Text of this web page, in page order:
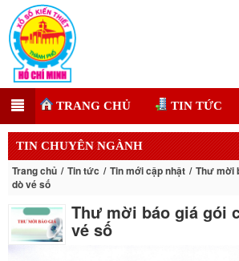
TRANG CHỦ TIN TỨC
TIN CHUYÊN NGÀNH
Trang chủ Tin tức Tin mới cập nhật
Thư mời
dò vé số
Thư mời báo giá gói
vé số